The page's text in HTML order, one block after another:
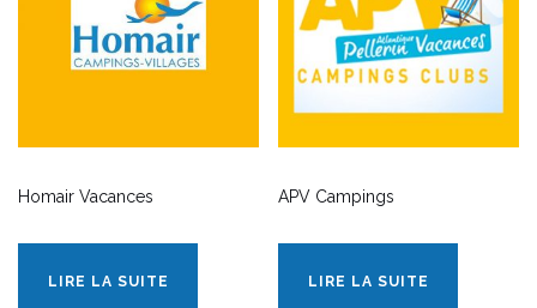
Homair Vacances
LIRE LA SUITE
APV Campings
LIRE LA SUITE